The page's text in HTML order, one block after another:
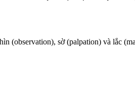
(observation), sờ (palpation) và lắc